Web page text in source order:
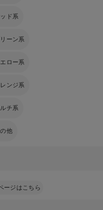
ド系
ーン系
ロー系
ンジ系
チ系
他
ージはこちら